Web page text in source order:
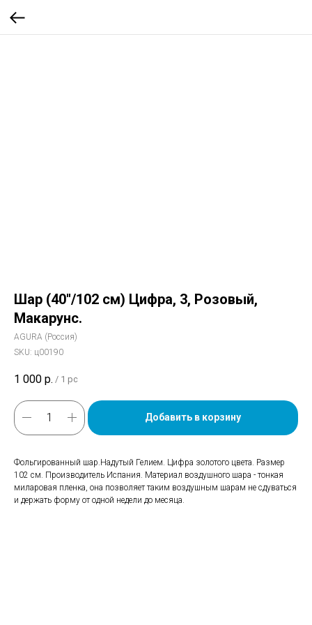
Шар (40''/102 см) Цифра, 3, Розовый,
Макарунс.
AGURA (Россия)
SKU: ц00190
1 000 р. / 1 pc
Добавить в корзину
Фольгированный шар.Надутый Гелием. Цифра золотого цвета. Размер
102 см. Производитель Испания. Материал воздушного шара - тонкая
миларовая пленка, она позволяет таким воздушным шарам не сдуваться
и держать форму от одной недели до месяца.